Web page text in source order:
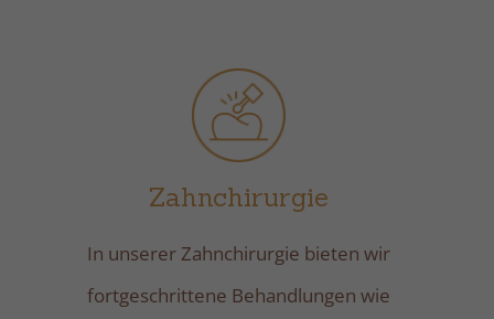
Zahnchirurgie
In unserer Zahnchirurgie bieten wir
fortgeschrittene Behandlungen wie